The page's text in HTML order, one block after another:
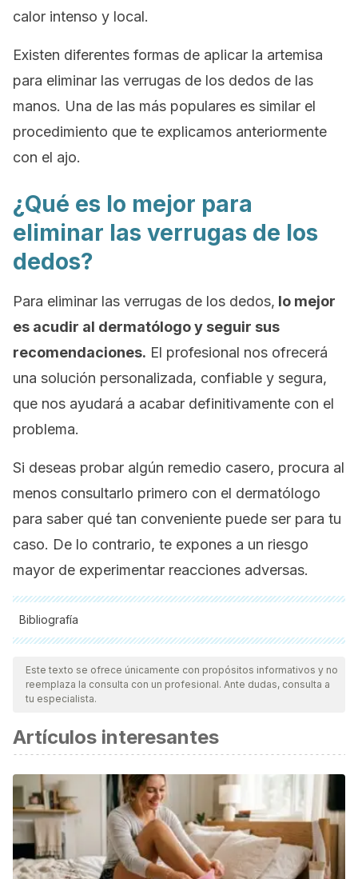
calor intenso y local.
Existen diferentes formas de aplicar la artemisa
para eliminar las verrugas de los dedos de las
manos. Una de las más populares es similar el
procedimiento que te explicamos anteriormente
con el ajo.
¿Qué es lo mejor para
eliminar las verrugas de los
dedos?
Para eliminar las verrugas de los dedos, lo mejor
es acudir al dermatólogo y seguir sus
recomendaciones. El profesional nos ofrecerá
una solución personalizada, confiable y segura,
que nos ayudará a acabar definitivamente con el
problema.
Si deseas probar algún remedio casero, procura al
menos consultarlo primero con el dermatólogo
para saber qué tan conveniente puede ser para tu
caso. De lo contrario, te expones a un riesgo
mayor de experimentar reacciones adversas.
Bibliografía
Todas las fuentes citadas fueron revisadas a profundidad por
nuestro equipo, para asegurar su calidad, confiabilidad,
vigencia y validez.La bibliografía de este artículo fue
científica.
Yun Y., Shin S., Kim KS., Ko SG., Choi I. Explore (NY).
Republic of Korea. Three Cases of Cutaneous Warts
Treated With Moxibustion. (2016).
https://www.ncbi.nlm.nih.gov/pubmed/
Este texto se ofrece únicamente con propósitos informativos y no
reemplaza la consulta con un profesional. Ante dudas, consulta a
tu especialista.
Artículos interesantes